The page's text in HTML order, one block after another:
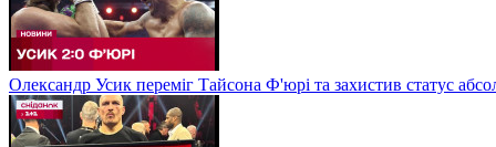
Олександр Усик переміг Тайсона Ф'юрі та захистив статус